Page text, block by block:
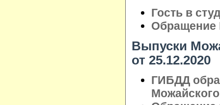
Гость в
Обращение
Выпуски
от 25.12.2020
ГИБДД